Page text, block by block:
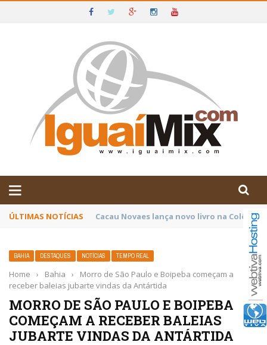
IGUAÍ E SUDOESTE DA BAHIA
ÚLTIMAS NOTÍCIAS Poetas baianos representam o Brasil no
BAHIA DESTAQUES NOTÍCIAS TEMPO REAL
Home › Bahia ›
Morro de São Paulo e Boipeba começam a
receber baleias jubarte vindas da Antártida
MORRO DE SÃO PAULO E BOIPEBA
COMEÇAM A RECEBER BALEIAS
JUBARTE VINDAS DA ANTÁRTIDA